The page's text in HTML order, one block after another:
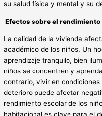
su salud física y mental y su
Efectos sobre el rendimiento
La calidad de la vivienda
académico de los niños. Un
aprendizaje tranquilo, bien
niños se concentren y
contrario, vivir en condiciones
deterioro puede afectar
rendimiento escolar de los
habitacional es clave para el